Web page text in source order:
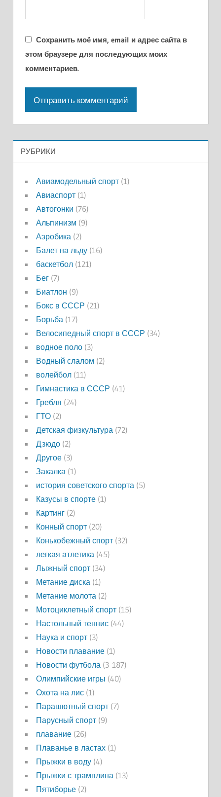
Сохранить моё имя, email и адрес сайта в
этом браузере для последующих моих
комментариев.
РУБРИКИ
Авиамодельный спорт(1)
Авиаспорт(1)
Автогонки (76)
Альпинизм (9)
Аэробика (2)
Балет на льду(16)
баскетбол(121)
Бег(7)
Биатлон (9)
Бокс в СССР (21)
Борьба (17)
Велосипедный спорт в СССР (34)
водное поло(3)
Водный слалом (2)
волейбол(11)
Гимнастика в СССР (41)
Гребля (24)
ГТО(2)
Детская физкультура (72)
Дзюдо(2)
Другое(3)
Закалка (1)
история советского спорта (5)
Казусы в спорте(1)
Картинг(2)
Конный спорт(20)
Конькобежный спорт(32)
легкая атлетика (45)
Лыжный спорт(34)
Метание диска (1)
Метание молота (2)
Мотоциклетный спорт(15)
Настольный теннис(44)
Наука и спорт(3)
Новости плавание(1)
Новости футбола (3 187)
Олимпийские игры (40)
Охота на лис(1)
Парашютный спорт(7)
Парусный спорт(9)
плавание(26)
Плаванье в ластах(1)
Прыжки в воду(4)
Прыжки с трамплина (13)
Пятиборье(2)